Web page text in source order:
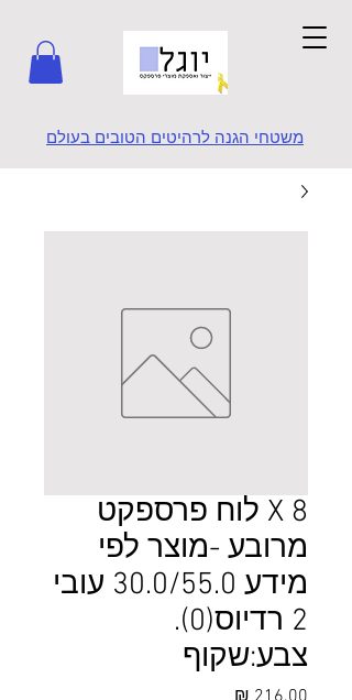
משטחי הגנה לרהיטים הטובים בעולם
8 X לוח פרספקט
מרובע -מוצר לפי
מידע 30.0/55.0 עובי
2 רדיוס(0).
צבע:שקוף